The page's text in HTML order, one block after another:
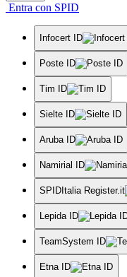
Entra con SPID
Infocert ID
Poste ID
Tim ID
Sielte ID
Aruba ID
Namirial ID
SPIDItalia Register.it
Lepida ID
TeamSystem ID
Etna ID